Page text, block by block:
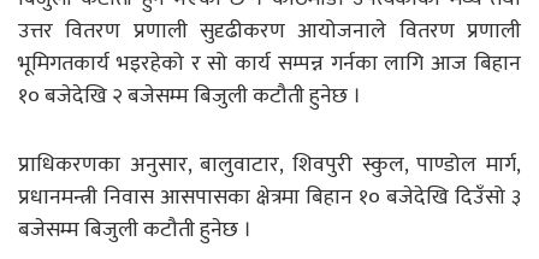
उत्तर वितरण प्रणाली सुदृढीकरण आयोजनाले वितरण प्रणाली
भूमिगतकार्य भइरहेको र सो कार्य सम्पन्न गर्नका लागि आज बिहान
१० बजेदेखि २ बजेसम्म बिजुली कटौती हुनेछ ।
प्राधिकरणका अनुसार, बालुवाटार, शिवपुरी स्कुल, पाण्डोल मार्ग,
प्रधानमन्त्री निवास आसपासका क्षेत्रमा बिहान १० बजेदेखि दिउँसो ३
बजेसम्म बिजुली कटौती हुनेछ ।